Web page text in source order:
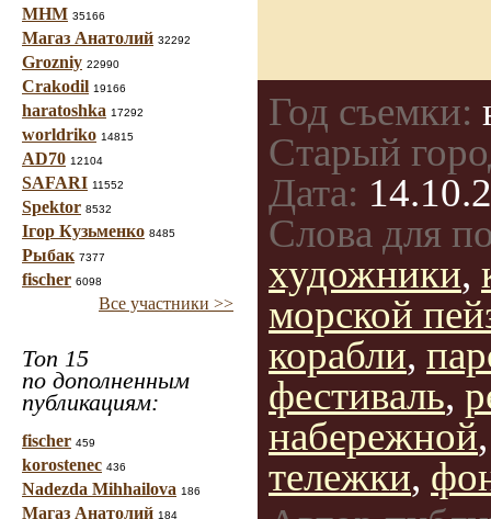
МНМ 35166
Магаз Анатолий 32292
Grozniy 22990
Crakodil 19166
haratoshka 17292
worldriko 14815
AD70 12104
SAFARI 11552
Spektor 8532
Ігор Кузьменко 8485
Рыбак 7377
fischer 6098
Все участники >>
Топ 15
по дополненным
публикациям:
fischer 459
korostenec 436
Nadezda Mihhailova 186
Магаз Анатолий 184
Год съемки:
Старый
Дата:
Слова для
художники,
морской
корабли,
фестиваль,
набережной
тележки,